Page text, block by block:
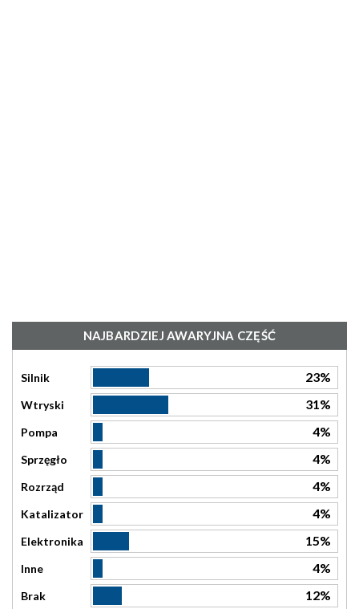
NAJBARDZIEJ AWARYJNA CZĘŚĆ
Silnik 23%
Wtryski 31%
Pompa 4%
Sprzęgło 4%
Rozrząd 4%
Katalizator 4%
Elektronika 15%
Inne 4%
Brak 12%